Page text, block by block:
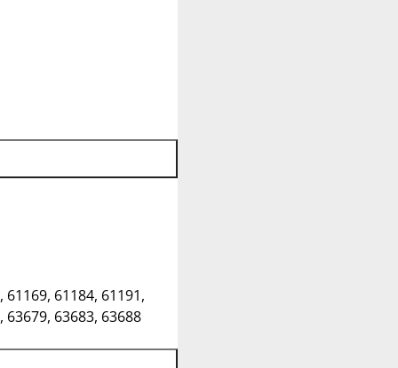
61169, 61184, 61191,
63679, 63683, 63688